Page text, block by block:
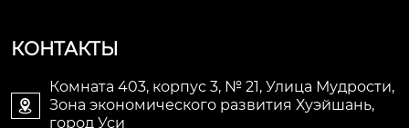
КОНТАКТЫ

Комната 403, корпус 3, № 21, Улица Мудрости,
Зона экономического развития Хуэйшань,
город Уси